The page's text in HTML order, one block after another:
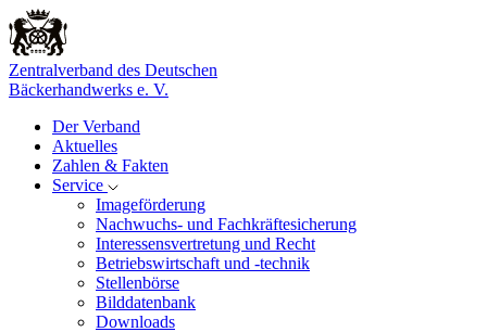
Zentralverband des Deutschen
Bäckerhandwerks e. V.
Der Verband
Aktuelles
Zahlen & Fakten
Service
Imageförderung
Nachwuchs- und Fachkräftesicherung
Interessensvertretung und Recht
Betriebswirtschaft und -technik
Stellenbörse
Bilddatenbank
Downloads